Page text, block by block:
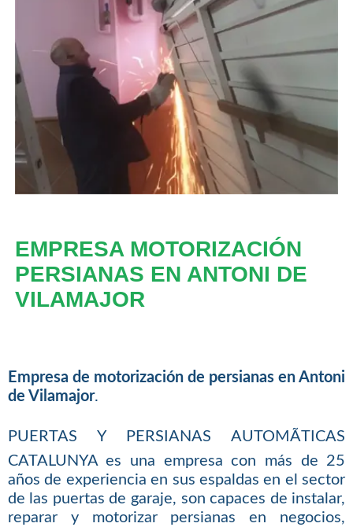
EMPRESA MOTORIZACIÓN
PERSIANAS EN ANTONI DE
VILAMAJOR
Empresa de motorización de persianas en Antoni
de Vilamajor.
PUERTAS Y PERSIANAS AUTOMÃTICAS
CATALUNYA es una empresa con más de 25
años de experiencia en sus espaldas en el sector
de las puertas de garaje, son capaces de instalar,
reparar y motorizar persianas en negocios,